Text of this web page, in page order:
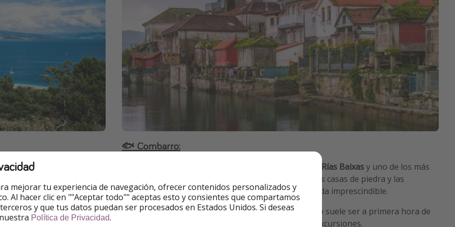
Baixas. Forman parte
y destacan por sus
panorámicos.Laplaya de
y durante el verano el
🐟 Combarro:
uno de los pueblos más bonitos de las Rías Baixasy uno de los más
, las casas de piedra y las
pequeñas plazas marineras hacen que sea una parada imprescindible.
Nuestro consejo: el mejor momento para visitarlo suele ser a primera hora de
la mañana o al atardecer, cuando llegan menos excursiones.
mejorar tu experiencia de navegación, ofrecer contenidos personalizados y
Al hacer clic en ""Aceptar todo"" aceptas esto y consientes que compartamos
y que tus datos puedan ser procesados en Estados Unidos. Si deseas
Política de Privacidad.